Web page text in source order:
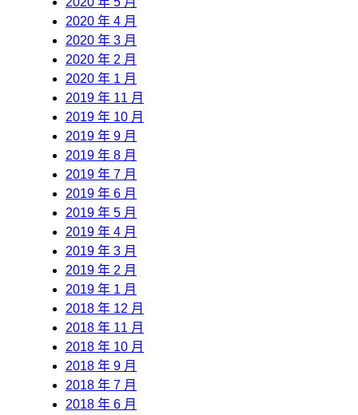
2020 年 4 月
2020 年 3 月
2020 年 2 月
2020 年 1 月
2019 年 11 月
2019 年 10 月
2019 年 9 月
2019 年 8 月
2019 年 7 月
2019 年 6 月
2019 年 5 月
2019 年 4 月
2019 年 3 月
2019 年 2 月
2019 年 1 月
2018 年 12 月
2018 年 11 月
2018 年 10 月
2018 年 9 月
2018 年 7 月
2018 年 6 月